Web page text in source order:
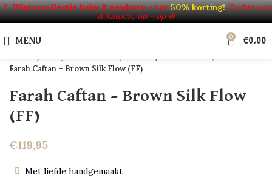
🍼Wintercollectie baby & newborn – tot50% korting! Zachte wol
& katoen, op = op ❄️
MENU 0 €0,00
NEW
Click to enlarge
Farah Caftan – Brown Silk Flow (FF)
Farah Caftan – Brown Silk Flow
(FF)
€119,95
Met liefde handgemaakt